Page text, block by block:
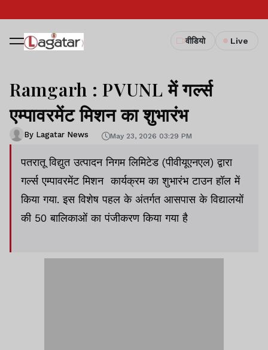
वीडियो Live
Ramgarh : PVUNL में गर्ल्स
एम्पावरमेंट मिशन का शुभारंभ
By Lagatar News May 23, 2026 03:29 PM
पतरातू विद्युत उत्पादन निगम लिमिटेड (पीवीयूएनएल) द्वारा
गर्ल्स एम्पावरमेंट मिशन कार्यक्रम का शुभारंभ टाउन हॉल में
किया गया. इस विशेष पहल के अंतर्गत आसपास के विद्यालयों
की 50 बालिकाओं का पंजीकरण किया गया है